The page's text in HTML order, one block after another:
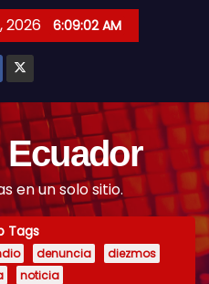
2026 6:09:03 AM
Ecuador
en un solo sitio.
Tags
denuncia
diezmos
noticia